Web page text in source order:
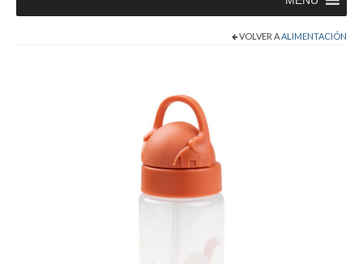
VOLVER AALIMENTACIÓN